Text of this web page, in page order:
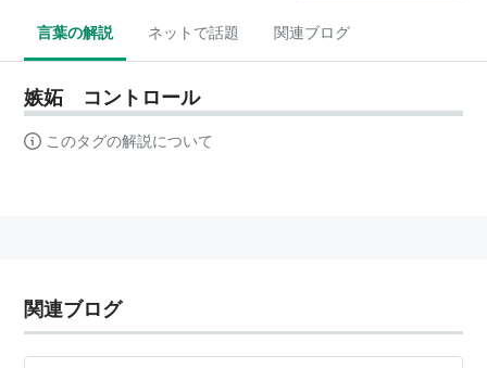
言葉の解説 ネットで話題 関連ブログ
嫉妬 コントロール
このタグの解説について
関連ブログ